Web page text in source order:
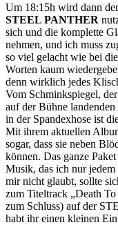
Um 18:15h wird dann
STEEL PANTHER
sich und die komplette
nehmen, und ich muss
so viel gelacht wie bei
Worten kaum
denn wirklich jedes
Vom Schminkspiegel,
auf der Bühne
in der Spandexhose ist
Mit ihrem aktuellen
sogar, dass sie neben
können. Das ganze
Musik, das ich nur
mir nicht glaubt, sollte
zum Titeltrack „Death
zum Schluss) auf der
habt ihr einen kleinen